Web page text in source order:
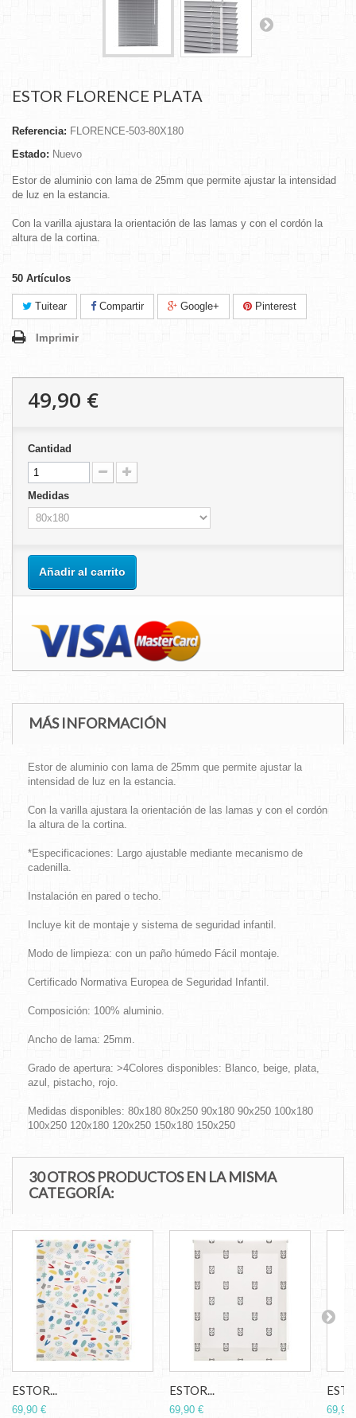
ESTOR FLORENCE PLATA
Referencia: FLORENCE-503-80X180
Estado: Nuevo
Estor de aluminio con lama de 25mm que permite ajustar la intensidad
de luz en la estancia.
Con la varilla ajustara la orientación de las lamas y con el cordón la
altura de la cortina.
50 Artículos
Tuitear Compartir Google+ Pinterest
Imprimir
49,90 €
Cantidad
Medidas
Añadir al carrito
MÁS INFORMACIÓN
Estor de aluminio con lama de 25mm que permite ajustar la
intensidad de luz en la estancia.
Con la varilla ajustara la orientación de las lamas y con el cordón
la altura de la cortina.
*Especificaciones: Largo ajustable mediante mecanismo de
cadenilla.
Instalación en pared o techo.
Incluye kit de montaje y sistema de seguridad infantil.
Modo de limpieza: con un paño húmedo Fácil montaje.
Certificado Normativa Europea de Seguridad Infantil.
Composición: 100% aluminio.
Ancho de lama: 25mm.
Grado de apertura: >4Colores disponibles: Blanco, beige, plata,
azul, pistacho, rojo.
Medidas disponibles: 80x180 80x250 90x180 90x250 100x180
100x250 120x180 120x250 150x180 150x250
30 OTROS PRODUCTOS EN LA MISMA
CATEGORÍA:
ESTOR...
69,90 €
ESTOR...
69,90 € 69,90